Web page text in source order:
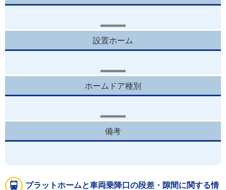
設置ホーム
ホームドア種別
備考
プラットホームと車両乗降口の段差・隙間に関する情